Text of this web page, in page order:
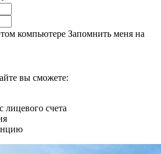
компьютере Запомнить меня на
вы сможете:
лицевого счета